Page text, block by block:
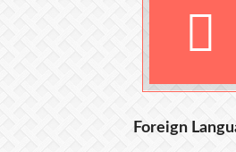
Foreign